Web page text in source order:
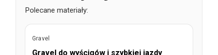
Polecane materiały:
Gravel
Gravel do wyścigów i szybkiej jazdy